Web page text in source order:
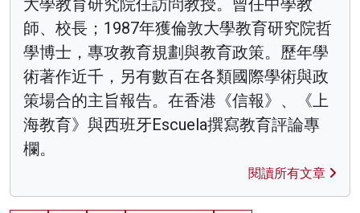
大學教育研究院任訪問教授。曾任中學教
師、校長；1987年獲倫敦大學教育研究院哲
學博士，專攻教育規劃與教育政策。歷年學
術著作近千，另有數百在各類國際學術與政
策場合的主旨報告。在香港《信報》、《上
海教育》與西班牙Escuela撰寫教育評論專
欄。
閱讀所有文章